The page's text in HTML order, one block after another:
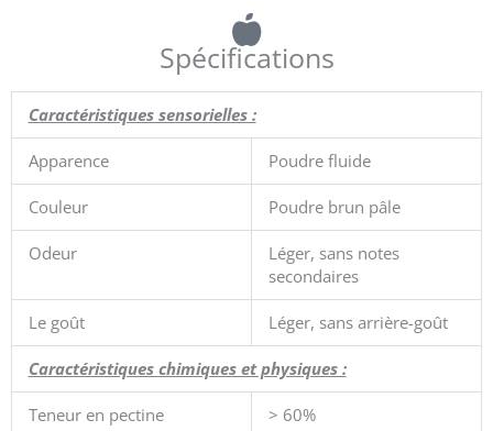
Spécifications
Caractéristiques sensorielles :
Apparence Poudre fluide
Couleur Poudre brun pâle
Odeur
Léger, sans notes
secondaires
Le goût Léger, sans arrière-goût
Caractéristiques chimiques et physiques :
Teneur en pectine > 60%